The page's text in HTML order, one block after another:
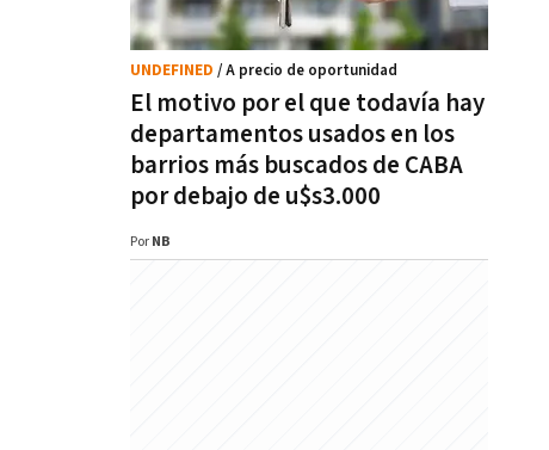
El motivo por el que todavía hay
departamentos usados en los
barrios más buscados de CABA
por debajo de u$s3.000
UNDEFINED / A precio de oportunidad
Por NB